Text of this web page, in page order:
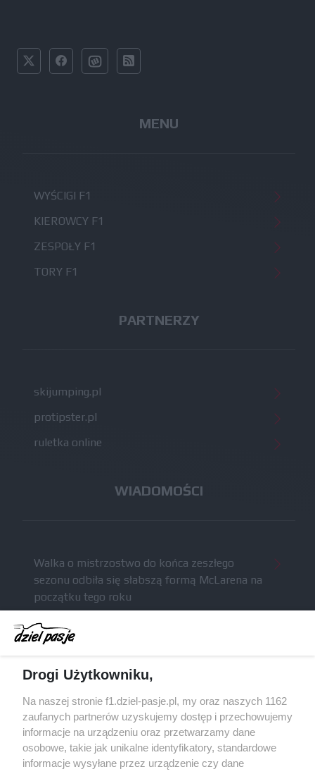
MENU
WYŚCIGI F1
KIEROWCY F1
ZESPOŁY F1
TORY F1
PARTNERZY
skijumping.pl
protipster.pl
ruletka online
WIADOMOŚCI
Walka o mistrzostwo do końca zeszłego
sezonu odbiła się słabszą formą McLarena na
początku tego roku
McCullough całkowicie opuści Astona Martina i
ma trafić do Red Bulla (akt.)
zeszłego sezonu
Obecne silniki muszą polegać na uczących się
algorytmach?
Honda uświadomiła sobie skalę problemów z
silnikiem dopiero w styczniu
Drogi Użytkowniku,
Na naszej stronie f1.dziel-pasje.pl, my oraz naszych 1162
zaufanych partnerów uzyskujemy dostęp i przechowujemy
informacje na urządzeniu oraz przetwarzamy dane
osobowe, takie jak unikalne identyfikatory, standardowe
informacje wysyłane przez urządzenie czy dane